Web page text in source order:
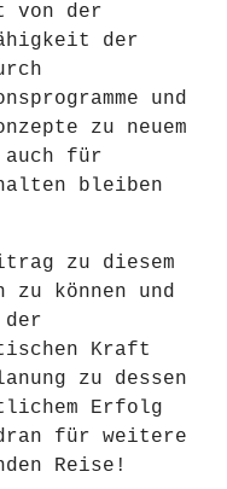
von der
der
und
zu neuem
auch für
bleiben
zu diesem
können und
Kraft
zu dessen
Erfolg
für weitere
Reise!